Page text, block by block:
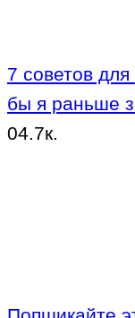
7 советов
бы я раньше
04.7к.